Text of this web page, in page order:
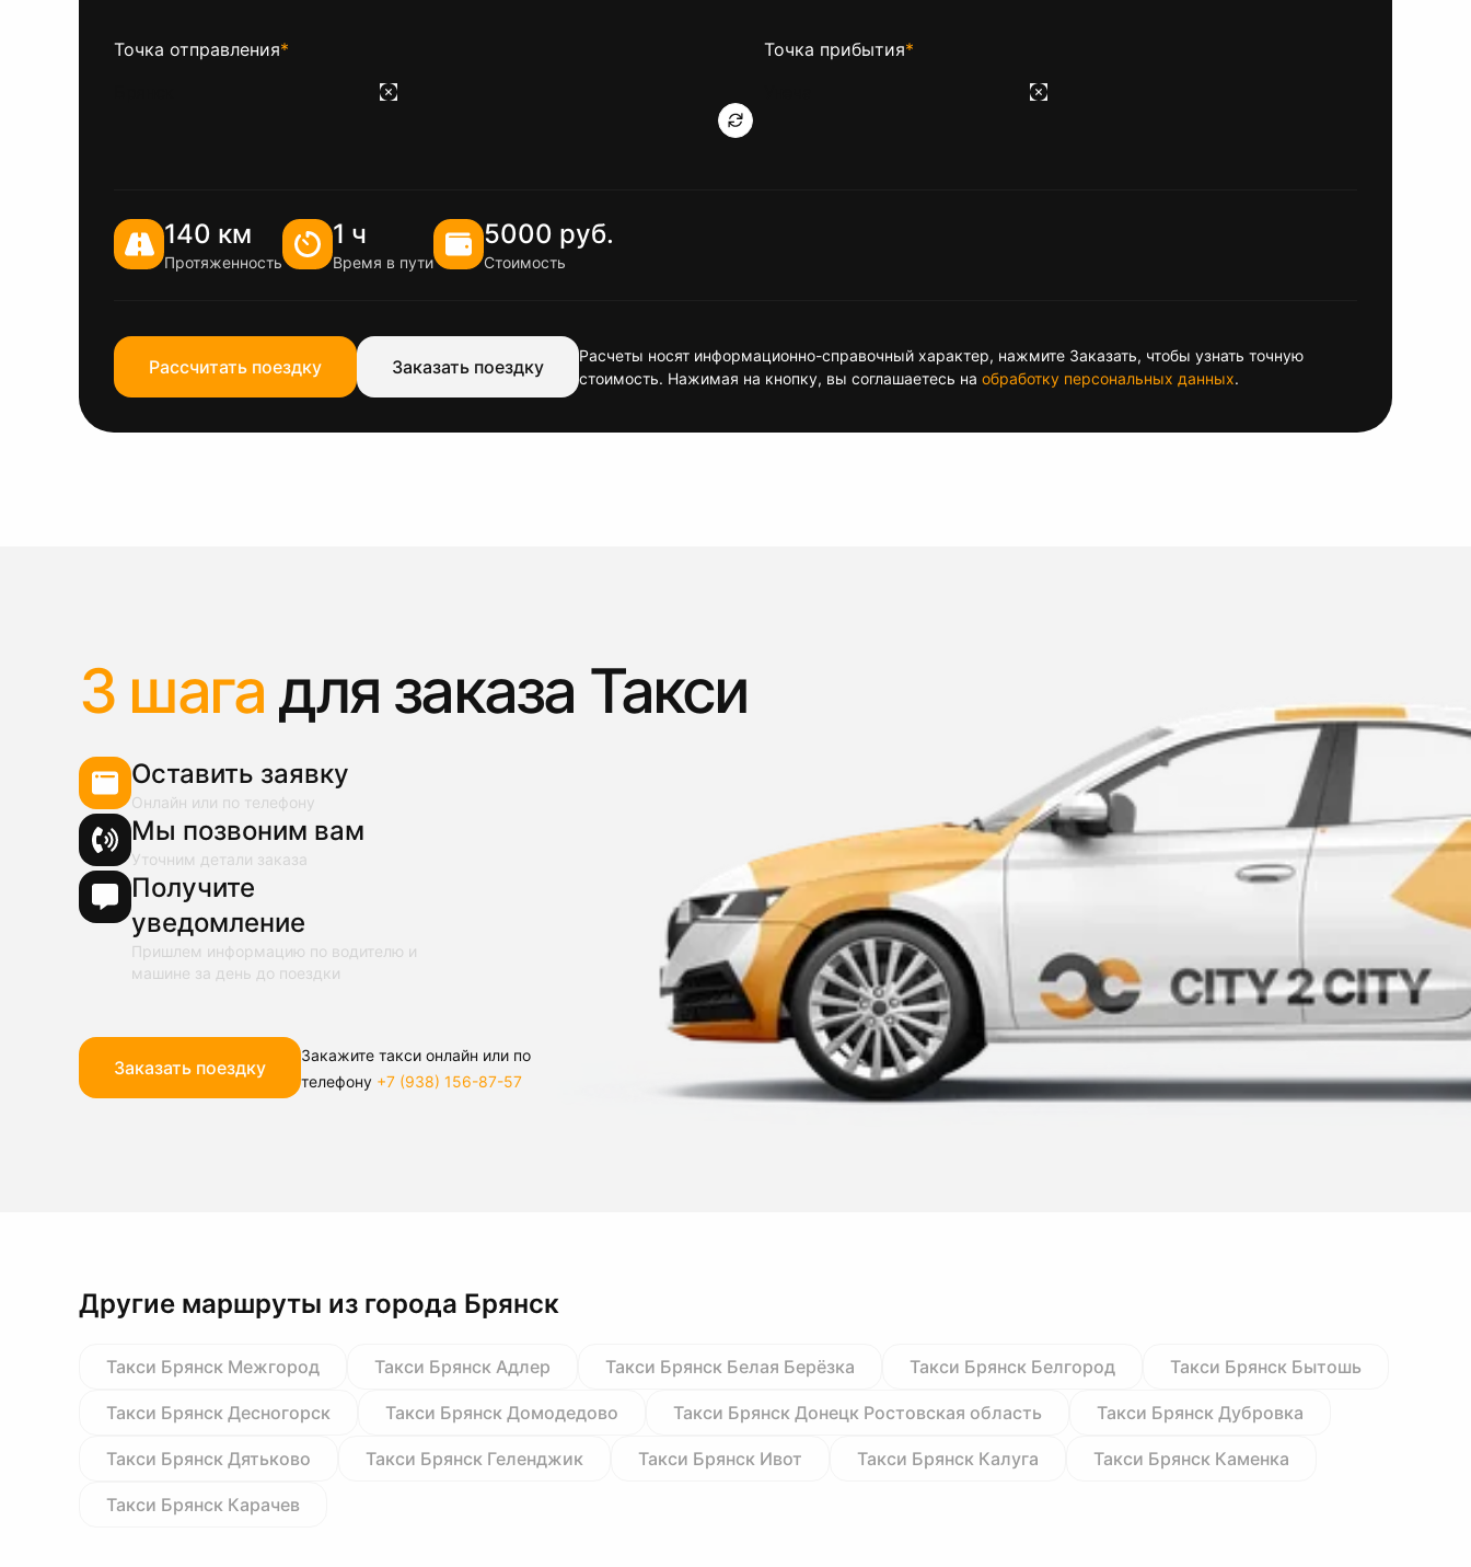
Точка отправления* Точка прибытия*
140 км
Протяженность
1 ч
Время в пути
5000 руб.
Стоимость
Рассчитать поездку Заказать поездку
Расчеты носят информационно-справочный характер, нажмите Заказать, чтобы узнать точную
стоимость. Нажимая на кнопку, вы соглашаетесь на обработку персональных данных.
3 шага для заказа Такси
Оставить заявку
Онлайн или по телефону
Мы позвоним вам
Уточним детали заказа
Получите
уведомление
Пришлем информацию по водителю и
машине за день до поездки
Заказать поездку
Закажите такси онлайн или по
телефону +7 (938) 156-87-57
Другие маршруты из города Брянск
Такси Брянск Межгород Такси Брянск Адлер Такси Брянск Белая Берёзка Такси Брянск Белгород Такси Брянск Бытошь
Такси Брянск Десногорск Такси Брянск Домодедово Такси Брянск Донецк Ростовская область Такси Брянск Дубровка
Такси Брянск Дятьково Такси Брянск Геленджик Такси Брянск Ивот Такси Брянск Калуга Такси Брянск Каменка
Такси Брянск Карачев